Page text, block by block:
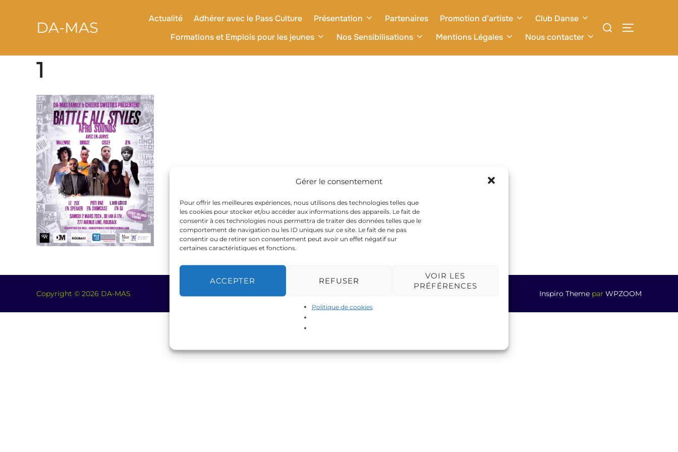
Gérer le consentement
Pour offrir les meilleures expériences, nous utilisons des technologies telles que
les cookies pour stocker et/ou accéder aux informations des appareils. Le fait de
consentir à ces technologies nous permettra de traiter des données telles que le
comportement de navigation ou les ID uniques sur ce site. Le fait de ne pas
consentir ou de retirer son consentement peut avoir un effet négatif sur
certaines caractéristiques et fonctions.
ACCEPTER REFUSER
VOIR LES
PRÉFÉRENCES
Politique de cookies
DA-MAS
Actualité Adhérer avec le Pass Culture Présentation Partenaires Promotion d’artiste
Club Danse
Formations et Emplois pour les jeunes
Nos Sensibilisations Mentions Légales Nous contacter
1
Copyright © 2026 DA-MAS Inspiro Theme par WPZOOM